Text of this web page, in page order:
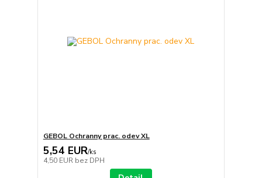
GEBOL Ochranny prac. odev XL
5,54 EUR/ks
4,50 EUR bez DPH